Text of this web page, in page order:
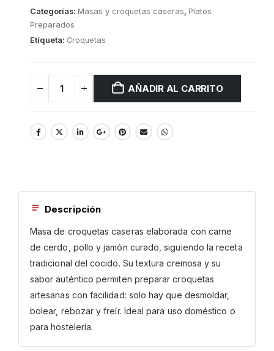
Categorías: Masas y croquetas caseras Platos
Preparados
Etiqueta: Croquetas
AÑADIR AL CARRITO
Descripción
Masa de croquetas caseras elaborada con carne
de cerdo, pollo y jamón curado, siguiendo la receta
tradicional del cocido. Su textura cremosa y su
sabor auténtico permiten preparar croquetas
artesanas con facilidad: solo hay que desmoldar,
bolear, rebozar y freír. Ideal para uso doméstico o
para hostelería.